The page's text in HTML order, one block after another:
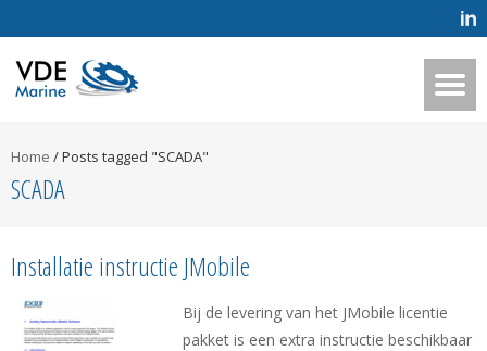
Home /Posts tagged "SCADA"
SCADA
Installatie instructie JMobile
Bij de levering van het JMobile licentie
pakket is een extra instructie beschikbaar